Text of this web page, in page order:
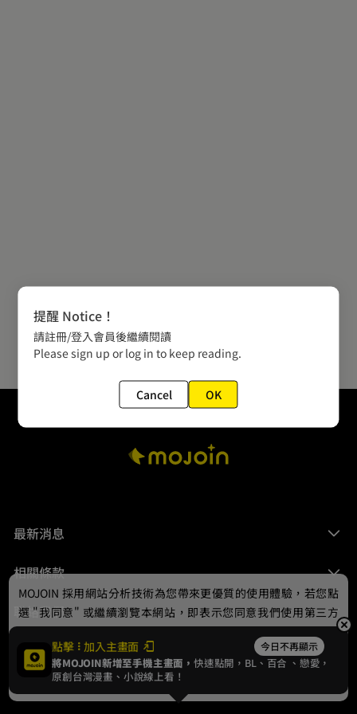
最新消息
相關條款
聯絡我們
© 2024 gamania Digital Entertainment Co., Ltd.
點擊 加入主畫面 今日不再顯示
將MOJOIN新增至手機主畫面，快速點開，BL、 百合 、戀愛，
原創台灣漫畫、小說線上看！
MOJOIN 採用網站分析技術為您帶來更優質的使用體驗，若您點
選 "我同意" 或繼續瀏覽本網站，即表示您同意我們使用第三方
Cookie，欲瞭解更多資訊請見隱私權政策。
我同意
提醒 Notice！
請註冊/登入會員後繼續閱讀
Please sign up or log in to keep reading.
Cancel OK